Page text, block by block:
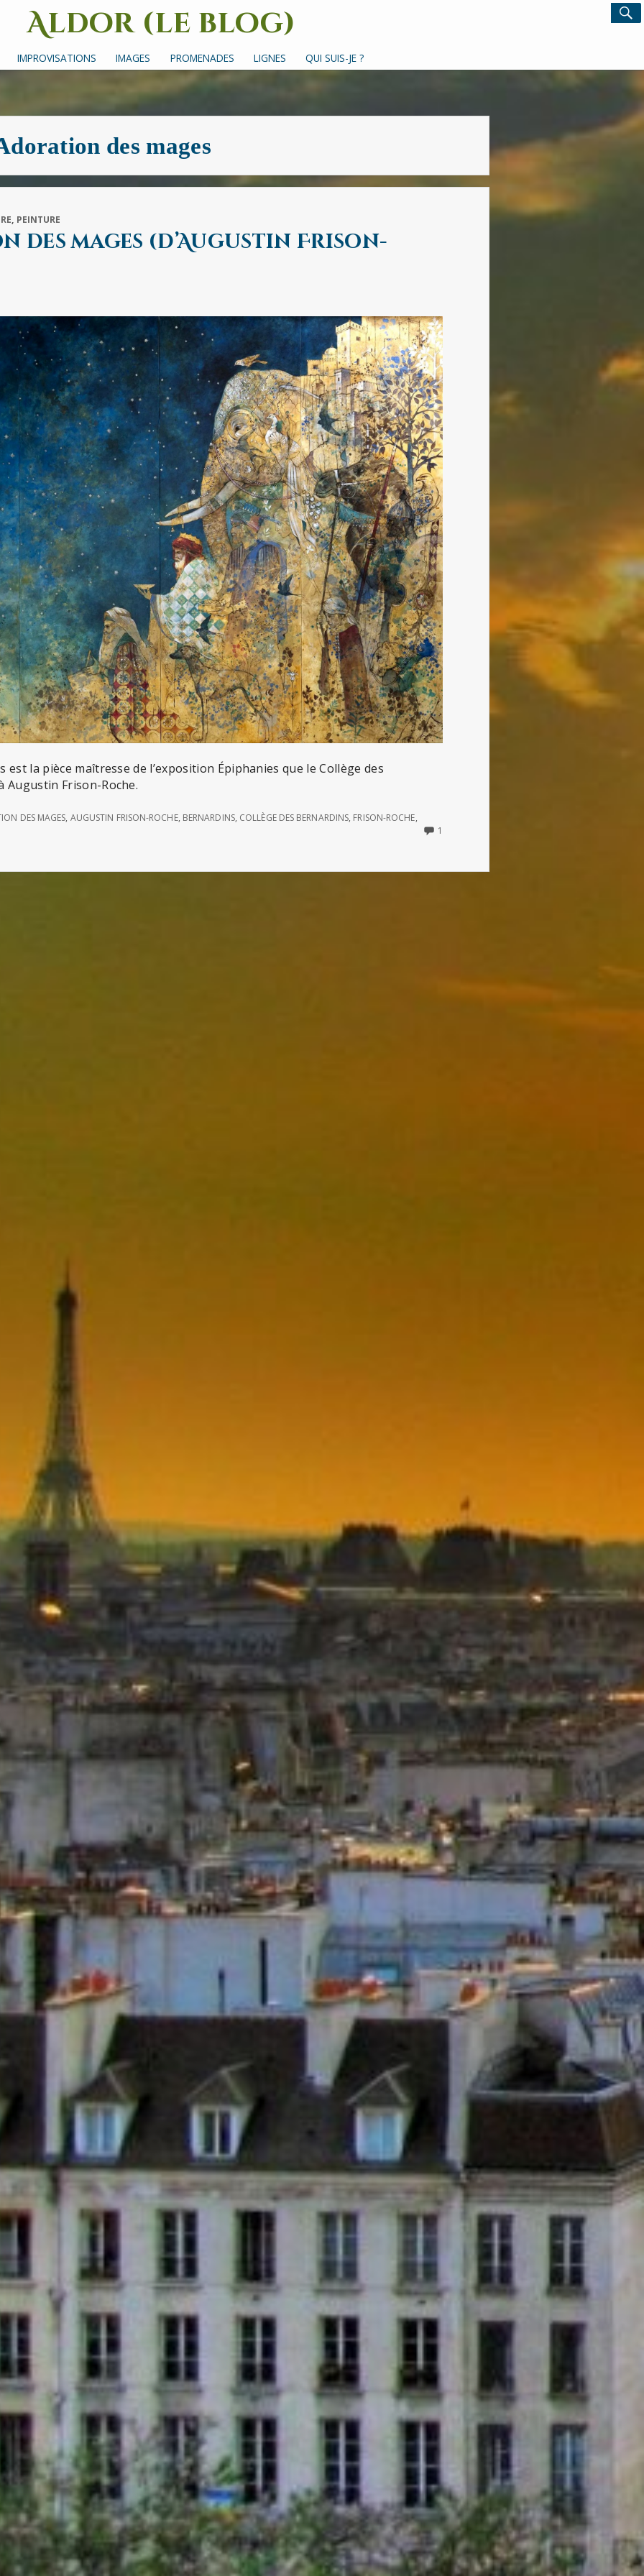
Aldor (le blog)
Un site avec des mots, des images et des sons
IMPROVISATIONS IMAGES PROMENADES LIGNES QUI SUIS-JE ?
Search
for:
des mages
, PEINTURE
des mages (d’Augustin Frison-
est la pièce maîtresse de l’exposition Épiphanies que le Collège des
Augustin Frison-Roche.
DES MAGES, AUGUSTIN FRISON-ROCHE, BERNARDINS, COLLÈGE DES BERNARDINS, FRISON-ROCHE,
1